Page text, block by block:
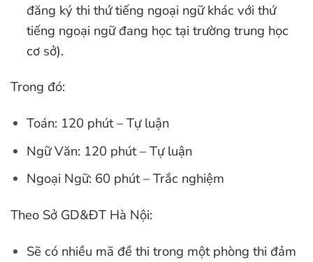
đăng ký thi thứ tiếng ngoại ngữ khác với thứ
tiếng ngoại ngữ đang học tại trường trung học
cơ sở).
Trong đó:
Toán: 120 phút – Tự luận
Ngữ Văn: 120 phút – Tự luận
Ngoại Ngữ: 60 phút – Trắc nghiệm
Theo Sở GD&ĐT Hà Nội:
Sẽ có nhiều mã đề thi trong một phòng thi đảm